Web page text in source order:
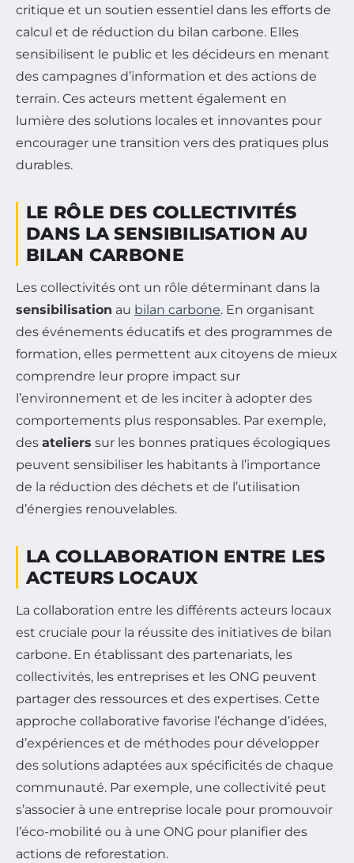
critique et un soutien essentiel dans les efforts de
calcul et de réduction du bilan carbone. Elles
sensibilisent le public et les décideurs en menant
des campagnes d’information et des actions de
terrain. Ces acteurs mettent également en
lumière des solutions locales et innovantes pour
encourager une transition vers des pratiques plus
durables.
LE RÔLE DES COLLECTIVITÉS
DANS LA SENSIBILISATION AU
BILAN CARBONE
Les collectivités ont un rôle déterminant dans la
sensibilisation au bilan carbone. En organisant
des événements éducatifs et des programmes de
formation, elles permettent aux citoyens de mieux
comprendre leur propre impact sur
l’environnement et de les inciter à adopter des
comportements plus responsables. Par exemple,
des ateliers sur les bonnes pratiques écologiques
peuvent sensibiliser les habitants à l’importance
de la réduction des déchets et de l’utilisation
d’énergies renouvelables.
LA COLLABORATION ENTRE LES
ACTEURS LOCAUX
La collaboration entre les différents acteurs locaux
est cruciale pour la réussite des initiatives de bilan
carbone. En établissant des partenariats, les
collectivités, les entreprises et les ONG peuvent
partager des ressources et des expertises. Cette
approche collaborative favorise l’échange d’idées,
d’expériences et de méthodes pour développer
des solutions adaptées aux spécificités de chaque
communauté. Par exemple, une collectivité peut
s’associer à une entreprise locale pour promouvoir
l’éco-mobilité ou à une ONG pour planifier des
actions de reforestation.